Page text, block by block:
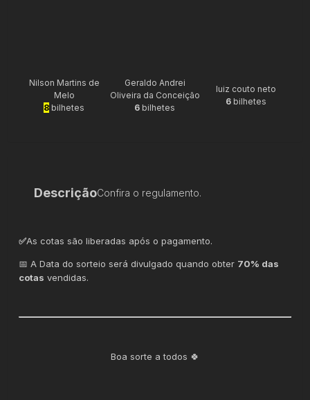
Nilson Martins de
Melo
8 bilhetes
Geraldo Andrei
Oliveira da Conceição
6 bilhetes
luiz couto neto
6bilhetes
DescriçãoConfira o regulamento.
✅As cotas são liberadas após o pagamento.
📅 A Data do sorteio será divulgado quando obter 70% das
cotas vendidas.
Boa sorte a todos 🍀